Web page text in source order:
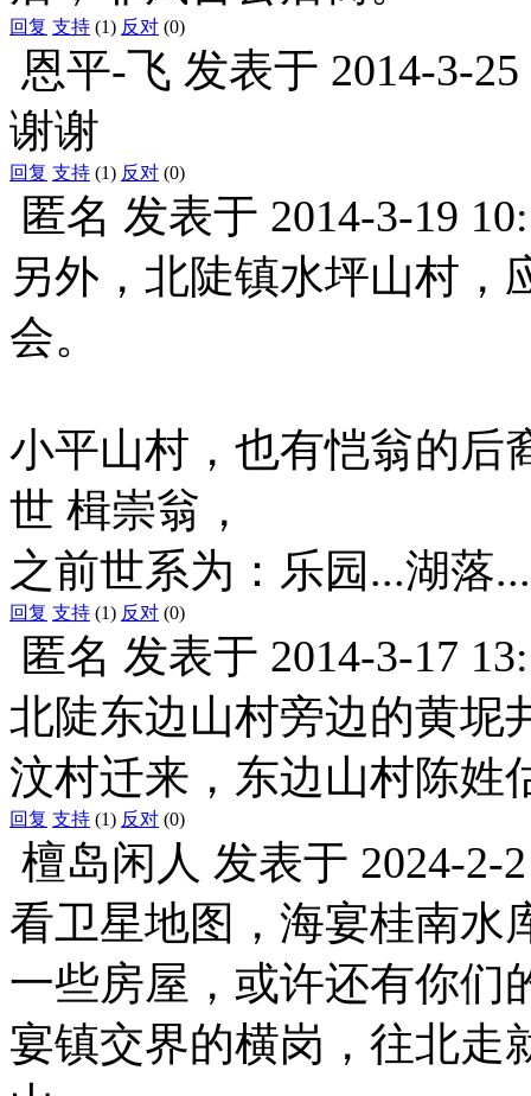
回复 支持 (1) 反对 (0)
恩平-飞 发表于 2014-3-
谢谢
回复 支持 (1) 反对 (0)
匿名 发表于 2014-3-19
另外，北陡镇水坪山村，
会。
小平山村，也有恺翁的后
世 楫崇翁，
之前世系为：乐园...湖落
回复 支持 (1) 反对 (0)
匿名 发表于 2014-3-17
北陡东边山村旁边的黄坭
汶村迁来，东边山村陈姓
回复 支持 (1) 反对 (0)
檀岛闲人 发表于 2024-2-
看卫星地图，海宴桂南水
一些房屋，或许还有你们
宴镇交界的横岗，往北走